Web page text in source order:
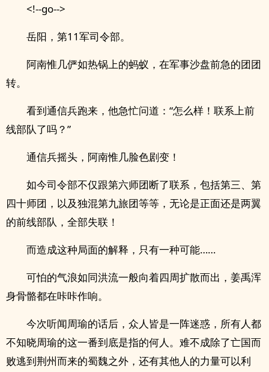
<!--go-->
岳阳，第11军司令部。
阿南惟几俨如热锅上的蚂蚁，在军事沙盘前急的团团
转。
看到通信兵跑来，他急忙问道：“怎么样！联系上前
线部队了吗？”
通信兵摇头，阿南惟几脸色剧变！
如今司令部不仅跟第六师团断了联系，包括第三、第
四十师团，以及独混第九旅团等等，无论是正面还是两翼
的前线部队，全部失联！
而造成这种局面的解释，只有一种可能……
可怕的气浪如同洪流一般向着四周扩散而出，姜禹浑
身骨骼都在咔咔作响。
今次听闻周瑜的话后，众人皆是一阵迷惑，所有人都
不知晓周瑜的这一番到底是指的何人。难不成除了亡国而
败逃到荆州而来的蜀魏之外，还有其他人的力量可以利